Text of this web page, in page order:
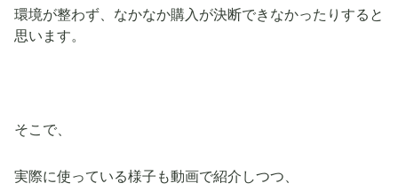
環境が整わず、なかなか購入が決断できなかったりすると
思います。
そこで、
実際に使っている様子も動画で紹介しつつ、